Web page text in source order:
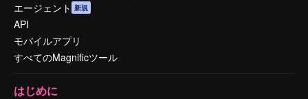
エージェント 新規
API
モバイルアプリ
すべてのMagnificツール
はじめに